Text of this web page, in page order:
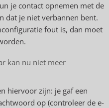
je contact opnemen met de
dat je niet verbannen bent.
fout is, dan moet
kan nu niet meer
hiervoor zijn: je gaf een
op (controleer de e-